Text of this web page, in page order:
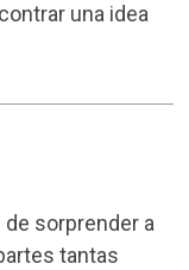
una idea
sorprender a
tantas